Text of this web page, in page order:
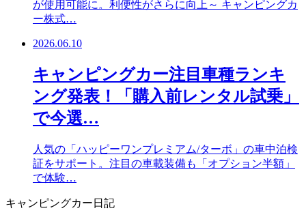
が使用可能に。利便性がさらに向上～ キャンピングカ
ー株式…
2026.06.10
キャンピングカー注目車種ランキ
ング発表！「購入前レンタル試乗」
で今選…
人気の「ハッピーワンプレミアム/ターボ」の車中泊検
証をサポート。注目の車載装備も「オプション半額」
で体験…
キャンピングカー日記